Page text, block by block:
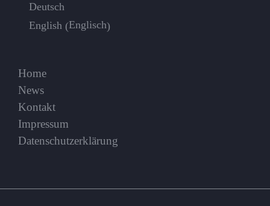
Deutsch
English (Englisch)
Home
News
Kontakt
Impressum
Datenschutzerklärung